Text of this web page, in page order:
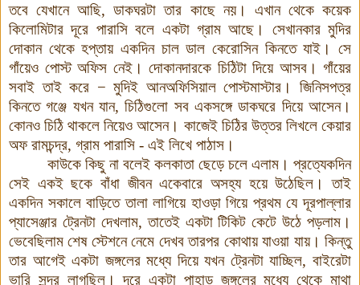
তবে যেখানে আছি, ডাকঘরটা তার কাছে নয়। এখান থেকে কয়েক
কিলোমিটার দূরে পারাসি বলে একটা গ্রাম আছে। সেখানকার মুদির
দোকান থেকে হপ্তায় একদিন চাল ডাল কেরোসিন কিনতে যাই। সে
গাঁয়েও পোস্ট অফিস নেই। দোকানদারকে চিঠিটা দিয়ে আসব। গাঁয়ের
সবাই তাই করে − মুদিই আনঅফিসিয়াল পোস্টমাস্টার। জিনিসপত্র
কিনতে গঞ্জে যখন যান, চিঠিগুলো সব একসঙ্গে ডাকঘরে দিয়ে আসেন।
কোনও চিঠি থাকলে নিয়েও আসেন। কাজেই চিঠির উত্তর লিখলে কেয়ার
অফ রামচন্দ্র, গ্রাম পারাসি - এই লিখে পাঠাস।
কাউকে কিছু না বলেই কলকাতা ছেড়ে চলে এলাম। প্রত্যেকদিন
সেই একই ছকে বাঁধা জীবন একেবারে অসহ্য হয়ে উঠেছিল। তাই
একদিন সকালে বাড়িতে তালা লাগিয়ে হাওড়া গিয়ে প্রথম যে দূরপাল্লার
প্যাসেঞ্জার ট্রেনটা দেখলাম, তাতেই একটা টিকিট কেটে উঠে পড়লাম।
ভেবেছিলাম শেষ স্টেশনে নেমে দেখব তারপর কোথায় যাওয়া যায়। কিন্তু
তার আগেই একটা জঙ্গলের মধ্যে দিয়ে যখন ট্রেনটা যাচ্ছিল, বাইরেটা
ভারি সুন্দর লাগছিল। দূরে একটা পাহাড় জঙ্গলের মধ্যে থেকে মাথা